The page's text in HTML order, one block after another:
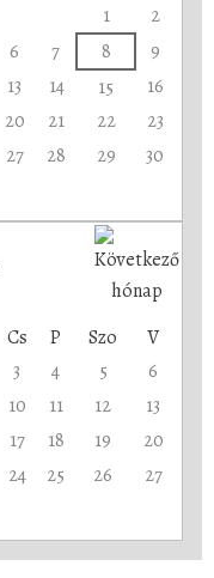
1
2
6 7 8
9
13 14 15
16
20 21 22
23
27 28 29
30
Cs P Szo
V
3 4 5
6
10 11 12
13
17 18 19
20
24 25 26
27